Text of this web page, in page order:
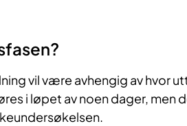
vil være avhengig av hvor
i løpet av noen dager, men